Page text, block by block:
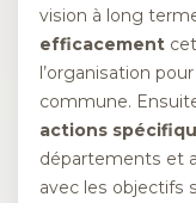
vision à long
efficacement
l’organisation
commune.
actions
départements et
avec les objectifs